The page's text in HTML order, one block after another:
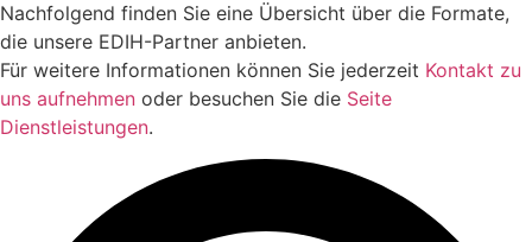
Nachfolgend finden Sie eine Übersicht über die Formate,
die unsere EDIH-Partner anbieten.
Für weitere Informationen können Sie jederzeit Kontakt zu
uns aufnehmen oder besuchen Sie die Seite
Dienstleistungen.